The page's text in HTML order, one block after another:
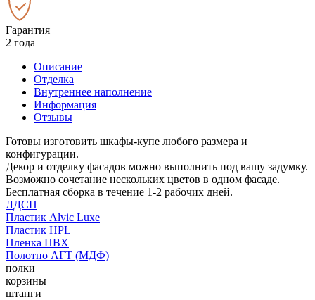
Гарантия
2 года
Описание
Отделка
Внутреннее наполнение
Информация
Отзывы
Готовы изготовить шкафы-купе любого размера и
конфигурации.
Декор и отделку фасадов можно выполнить под вашу задумку.
Возможно сочетание нескольких цветов в одном фасаде.
Бесплатная сборка в течение 1-2 рабочих дней.
ЛДСП
Пластик Alvic Luxe
Пластик HPL
Пленка ПВХ
Полотно АГТ (МДФ)
полки
корзины
штанги